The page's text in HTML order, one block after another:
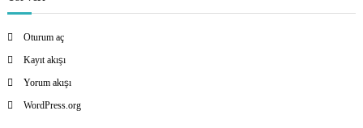
Oturum aç
Kayıt akışı
Yorum akışı
WordPress.org